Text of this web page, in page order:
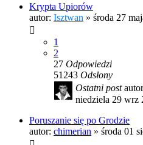
Krypta Upiorów
autor: Isztwan » środa 27
1
2
27 Odpowiedzi
51243 Odsłony
Ostatni post
niedziela 29 wrz
Poruszanie się po Grodzie
autor: chimerian » środa 01